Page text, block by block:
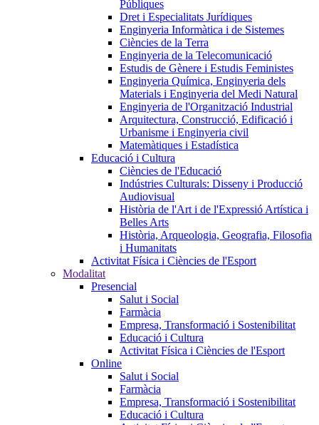
Públiques
Dret i Especialitats Jurídiques
Enginyeria Informàtica i de Sistemes
Ciències de la Terra
Enginyeria de la Telecomunicació
Estudis de Gènere i Estudis Feministes
Enginyeria Química, Enginyeria dels
Materials i Enginyeria del Medi Natural
Enginyeria de l'Organització Industrial
Arquitectura, Construcció, Edificació i
Urbanisme i Enginyeria civil
Matemàtiques i Estadística
Educació i Cultura
Ciències de l'Educació
Indústries Culturals: Disseny i Producció
Audiovisual
Història de l'Art i de l'Expressió Artística i
Belles Arts
Història, Arqueologia, Geografia, Filosofia
i Humanitats
Activitat Física i Ciències de l'Esport
Modalitat
Presencial
Salut i Social
Farmàcia
Empresa, Transformació i Sostenibilitat
Educació i Cultura
Activitat Física i Ciències de l'Esport
Online
Salut i Social
Farmàcia
Empresa, Transformació i Sostenibilitat
Educació i Cultura